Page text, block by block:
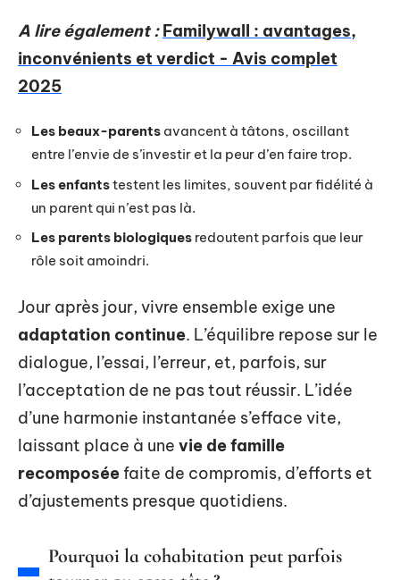
A lire également : Familywall : avantages,
inconvénients et verdict - Avis complet
2025
Les beaux-parents avancent à tâtons, oscillant
entre l’envie de s’investir et la peur d’en faire trop.
Les enfantstestent les limites, souvent par fidélité à
un parent qui n’est pas là.
Les parents biologiques redoutent parfois que leur
rôle soit amoindri.
Jour après jour, vivre ensemble exige une
adaptation continue. L’équilibre repose sur le
dialogue, l’essai, l’erreur, et, parfois, sur
l’acceptation de ne pas tout réussir. L’idée
d’une harmonie instantanée s’efface vite,
laissant place à une vie de famille
recomposéefaite de compromis, d’efforts et
d’ajustements presque quotidiens.
Pourquoi la cohabitation peut parfois